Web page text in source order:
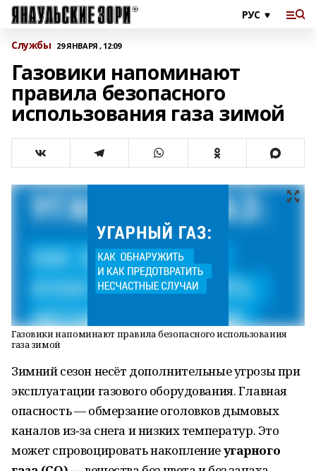
Службы 29 ЯНВАРЯ , 12:09
Газовики напоминают
правила безопасного
использования газа зимой
Газовики напоминают правила безопасного использования
газа зимой
Зимний сезон несёт дополнительные угрозы при
эксплуатации газового оборудования. Главная
опасность — обмерзание оголовков дымовых
каналов из‑за снега и низких температур. Это
может спровоцировать накоплениеугарного